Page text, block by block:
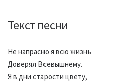
Текст песни
Не напрасно я всю жизнь
Доверял Всевышнему.
Я в дни старости цвету,